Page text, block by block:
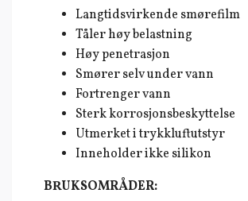
Langtidsvirkende smørefilm
Tåler høy belastning
Høy penetrasjon
Smører selv under vann
Fortrenger vann
Sterk korrosjonsbeskyttelse
Utmerket i trykkluftutstyr
Inneholder ikke silikon
BRUKSOMRÅDER: